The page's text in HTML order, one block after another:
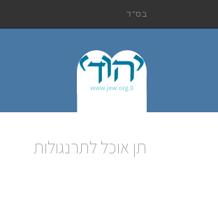
בס"ד
תן אוכל לתרנגולות